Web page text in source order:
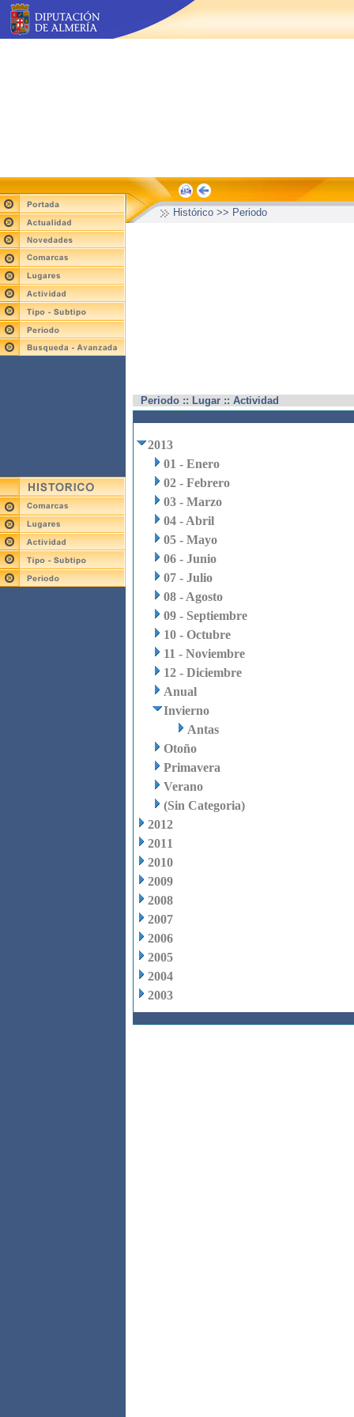
Histórico >> Periodo
Periodo :: Lugar :: Actividad
2013
01 - Enero
02 - Febrero
03 - Marzo
04 - Abril
05 - Mayo
06 - Junio
07 - Julio
08 - Agosto
09 - Septiembre
10 - Octubre
11 - Noviembre
12 - Diciembre
Anual
Invierno
Antas
Otoño
Primavera
Verano
(Sin Categoria)
2012
2011
2010
2009
2008
2007
2006
2005
2004
2003